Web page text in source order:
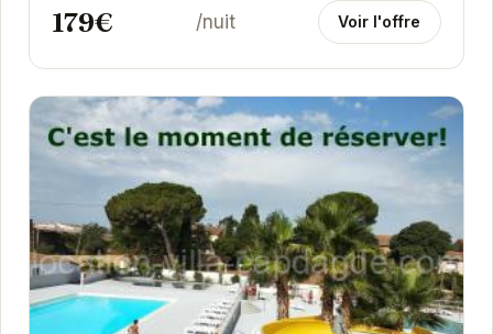
179€ /nuit Voir l'offre